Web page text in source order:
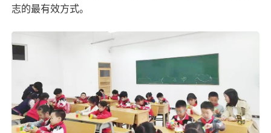
志的最有效方式。